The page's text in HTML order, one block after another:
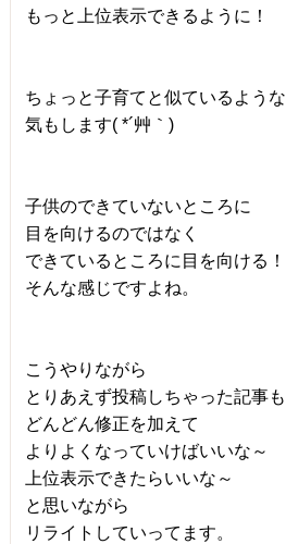
もっと上位表示できるように！
ちょっと子育てと似ているような
気もします( *´艸｀)
子供のできていないところに
目を向けるのではなく
できているところに目を向ける！
そんな感じですよね。
こうやりながら
とりあえず投稿しちゃった記事も
どんどん修正を加えて
よりよくなっていけばいいな～
上位表示できたらいいな～
と思いながら
リライトしていってます。